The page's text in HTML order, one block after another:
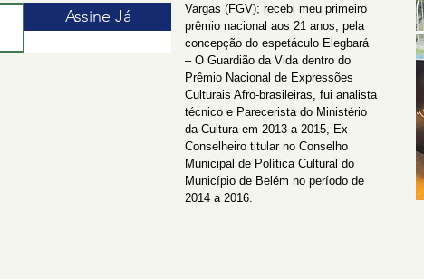
Assine Já
Vargas (FGV); recebi meu primeiro
prêmio nacional aos 21 anos, pela
concepção do espetáculo Elegbará
– O Guardião da Vida dentro do
Prêmio Nacional de Expressões
Culturais Afro-brasileiras, fui analista
técnico e Parecerista do Ministério
da Cultura em 2013 a 2015, Ex-
Conselheiro titular no Conselho
Municipal de Política Cultural do
Município de Belém no período de
2014 a 2016.